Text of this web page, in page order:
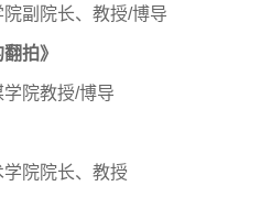
副院长、教授/博导
拍》
院教授/博导
院院长、教授